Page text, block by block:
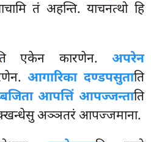
तं अहन्ति. याचनत्थो हि
एकेन कारणेन. अपरेन
आगारिका दण्डपसुताति
आपत्तिं आपज्जन्ताति
अञ्ञतरं आपज्जमाना.